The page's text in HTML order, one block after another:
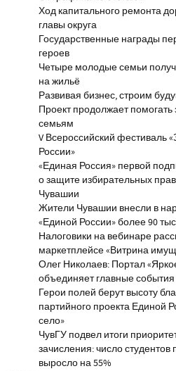
Ход капитального ремонта
главы округа
Государственные награды
героев
Четыре молодые семьи
на жильё
Развивая бизнес, строим
Проект продолжает
семьям
V Всероссийский фестиваль
России»
«Единая Россия» первой
о защите избирательных
Чувашии
Жители Чувашии внесли в
«Единой России» более 90
Налоговики на вебинаре
маркетплейсе «Витрина
Олег Николаев: Портал
объединяет главные события
Герои полей берут высоту
партийного проекта Единой
село»
ЧувГУ подвел итоги
зачисления: число студентов
выросло на 55%